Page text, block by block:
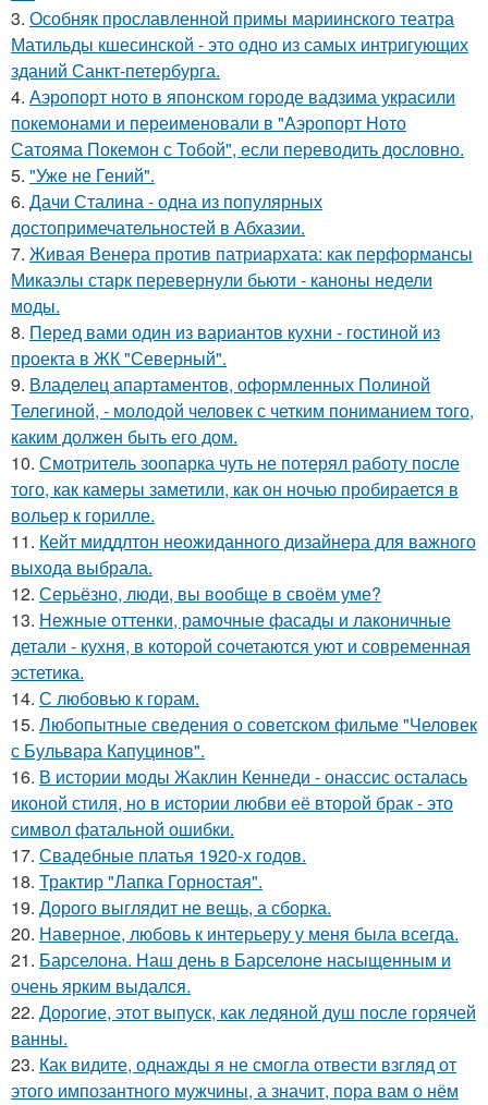
3. Особняк прославленной примы мариинского театра
Матильды кшесинской - это одно из самых интригующих
зданий Санкт-петербурга.
4. Аэропорт ното в японском городе вадзима украсили
покемонами и переименовали в "Аэропорт Ното
Сатояма Покемон с Тобой", если переводить дословно.
5. "Уже не Гений".
6. Дачи Сталина - одна из популярных
достопримечательностей в Абхазии.
7. Живая Венера против патриархата: как перформансы
Микаэлы старк перевернули бьюти - каноны недели
моды.
8. Перед вами один из вариантов кухни - гостиной из
проекта в ЖК "Северный".
9. Владелец апартаментов, оформленных Полиной
Телегиной, - молодой человек с четким пониманием того,
каким должен быть его дом.
10. Смотритель зоопарка чуть не потерял работу после
того, как камеры заметили, как он ночью пробирается в
вольер к горилле.
11. Кейт миддлтон неожиданного дизайнера для важного
выхода выбрала.
12. Серьёзно, люди, вы вoобще в своём уме?
13. Нежные оттенки, рамочные фасады и лаконичные
детали - кухня, в которой сочетаются уют и современная
эстетика.
14. С любовью к горам.
15. Любопытные сведения о советском фильме "Человек
с Бульвара Капуцинов".
16. В истории моды Жаклин Кеннеди - онассис осталась
иконой стиля, но в истории любви её второй брак - это
символ фатальной ошибки.
17. Свадебные платья 1920-х годов.
18. Трактир "Лапка Горностая".
19. Дорого выглядит не вещь, а сборка.
20. Наверное, любовь к интерьеру у меня была всегда.
21. Барселона. Наш день в Барселоне насыщенным и
очень ярким выдался.
22. Дорогие, этот выпуск, как ледяной душ после горячей
ванны.
23. Как видите, однажды я не смогла отвести взгляд от
этого импозантного мужчины, а значит, пора вам о нём